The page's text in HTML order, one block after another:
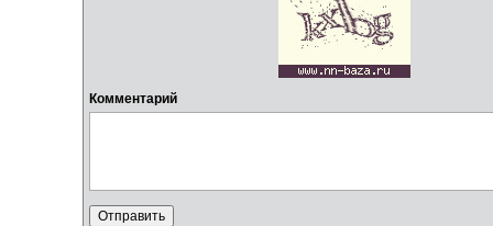
Комментарий